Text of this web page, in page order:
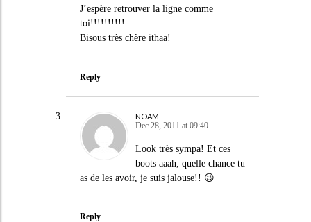
J’espère retrouver la ligne comme
toi!!!!!!!!!!
Bisous très chère ithaa!
Reply
NOAM
Dec 28, 2011 at 09:40
Look très sympa! Et ces
boots aaah, quelle chance tu
as de les avoir, je suis jalouse!! 😉
Reply